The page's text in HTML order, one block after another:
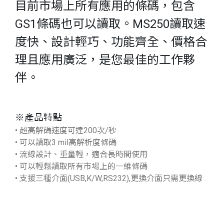
目前市場上所有應用的條碼，包含
GS1條碼也可以讀取。MS250讀取速
度快、設計輕巧、功能齊全、價格合
理且應用廣泛，是您最佳的工作夥
伴。
※產品特點
• 超高解碼速度可達200次/秒
• 可以讀取3 mil高解析度條碼
• 流線設計、重量輕，適合長時間使用
• 可以輕鬆讀取所有市場上的一維條碼
• 支援三種介面(USB,K/W,RS232),更換介面只需更換線